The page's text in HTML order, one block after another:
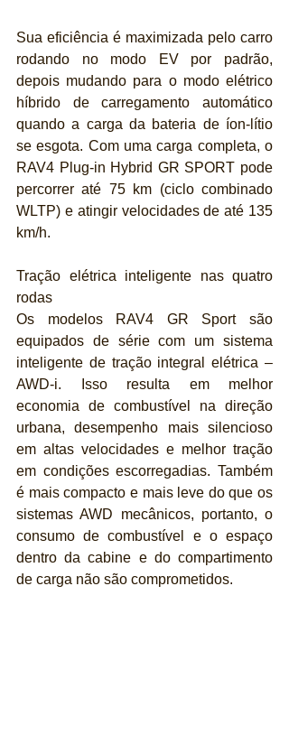
Sua eficiência é maximizada pelo carro
rodando no modo EV por padrão,
depois mudando para o modo elétrico
híbrido de carregamento automático
quando a carga da bateria de íon-lítio
se esgota. Com uma carga completa, o
RAV4 Plug-in Hybrid GR SPORT pode
percorrer até 75 km (ciclo combinado
WLTP) e atingir velocidades de até 135
km/h.
Tração elétrica inteligente nas quatro
rodas
Os modelos RAV4 GR Sport são
equipados de série com um sistema
inteligente de tração integral elétrica –
AWD-i. Isso resulta em melhor
economia de combustível na direção
urbana, desempenho mais silencioso
em altas velocidades e melhor tração
em condições escorregadias. Também
é mais compacto e mais leve do que os
sistemas AWD mecânicos, portanto, o
consumo de combustível e o espaço
dentro da cabine e do compartimento
de carga não são comprometidos.